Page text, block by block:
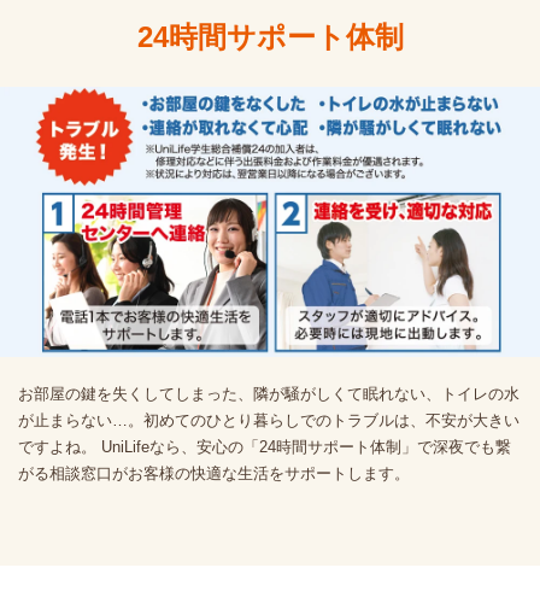
24時間サポート体制
お部屋の鍵を失くしてしまった、隣が騒がしくて眠れない、トイレの水
が止まらない…。初めてのひとり暮らしでのトラブルは、不安が大きい
ですよね。 UniLifeなら、安心の「24時間サポート体制」で深夜でも繋
がる相談窓口がお客様の快適な生活をサポートします。